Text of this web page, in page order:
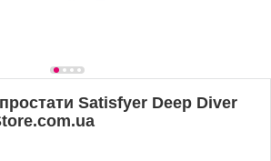
Satisfyer Deep Diver